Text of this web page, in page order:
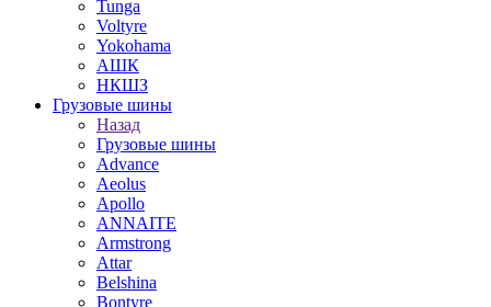
Tunga
Voltyre
Yokohama
АШК
НКШЗ
Грузовые шины
Назад
Грузовые шины
Advance
Aeolus
Apollo
ANNAITE
Armstrong
Attar
Belshina
Bontyre